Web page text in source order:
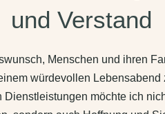
und Verstand
Menschen und ihren
würdevollen Lebensabend
Dienstleistungen möchte ich